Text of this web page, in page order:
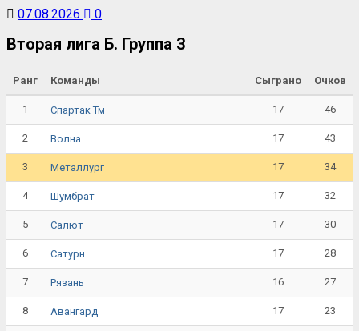
07.08.2026 0
Вторая лига Б. Группа 3
Ранг Команды Сыграно Очков
1 Спартак Тм 17 46
2 Волна 17 43
3 Металлург 17 34
4 Шумбрат 17 32
5 Салют 17 30
6 Сатурн 17 28
7 Рязань 16 27
8 Авангард 17 23